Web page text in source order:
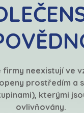
firmy neexistují ve
prostředím a
kterými
ovlivňovány.